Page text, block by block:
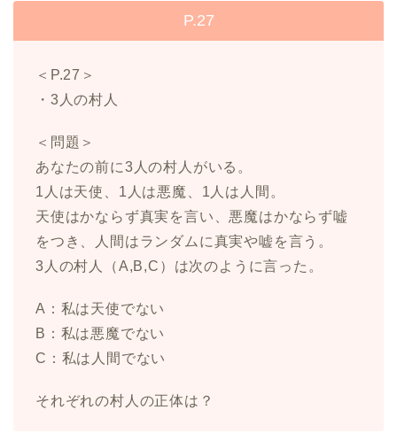
P.27
＜P.27＞
・3人の村人
＜問題＞
あなたの前に3人の村人がいる。
1人は天使、1人は悪魔、1人は人間。
天使はかならず真実を言い、悪魔はかならず嘘
をつき、人間はランダムに真実や嘘を言う。
3人の村人（A,B,C）は次のように言った。
A：私は天使でない
B：私は悪魔でない
C：私は人間でない
それぞれの村人の正体は？